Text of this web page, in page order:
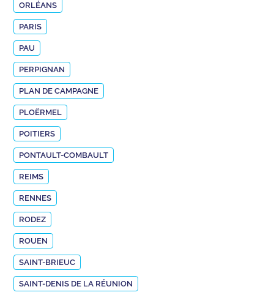
ORLÉANS
PARIS
PAU
PERPIGNAN
PLAN DE CAMPAGNE
PLOËRMEL
POITIERS
PONTAULT-COMBAULT
REIMS
RENNES
RODEZ
ROUEN
SAINT-BRIEUC
SAINT-DENIS DE LA RÉUNION